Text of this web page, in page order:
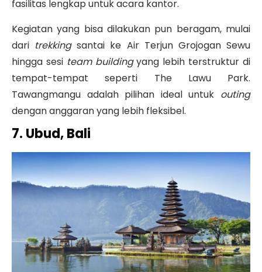
fasilitas lengkap untuk acara kantor.
Kegiatan yang bisa dilakukan pun beragam, mulai
dari trekkingsantai ke Air Terjun Grojogan Sewu
hingga sesi team buildingyang lebih terstruktur di
tempat-tempat seperti The Lawu Park.
Tawangmangu adalah pilihan ideal untuk outing
dengan anggaran yang lebih fleksibel.
7. Ubud, Bali